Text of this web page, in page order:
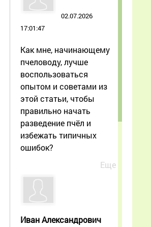
02.07.2026
17:01:47
Как мне, начинающему
пчеловоду, лучше
воспользоваться
опытом и советами из
этой статьи, чтобы
правильно начать
разведение пчёл и
избежать типичных
ошибок?
Еще
Иван Александрович